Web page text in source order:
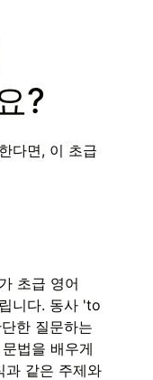
?
다면, 이 초급
초급 영어
니다. 동사 'to
한 질문하는
법을 배우게
과 같은 주제와